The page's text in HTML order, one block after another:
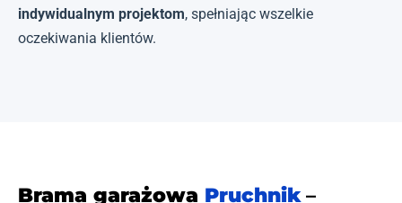
indywidualnym projektom, spełniając wszelkie
oczekiwania klientów.
Brama garażowa Pruchnik–